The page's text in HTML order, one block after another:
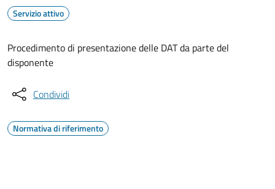
Servizio attivo
Procedimento di presentazione delle DAT da parte del
disponente
Condividi
Normativa di riferimento